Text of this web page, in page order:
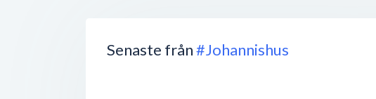
Senaste från#Johannishus